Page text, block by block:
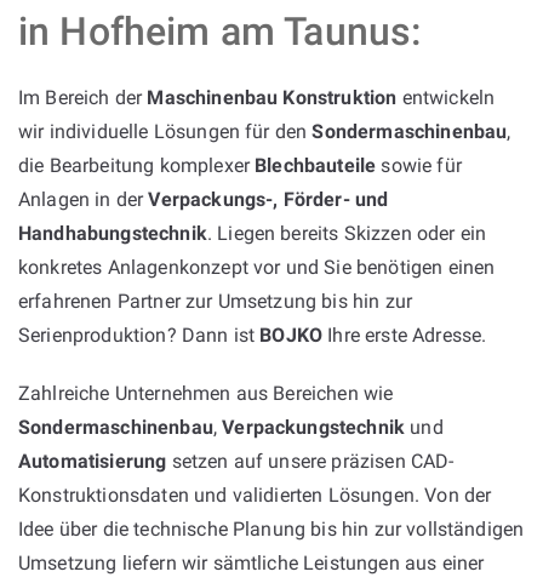
in Hofheim am Taunus:
Im Bereich der Maschinenbau Konstruktion entwickeln
wir individuelle Lösungen für denSondermaschinenbau,
die Bearbeitung komplexer Blechbauteile sowie für
Anlagen in derVerpackungs-, Förder- und
Handhabungstechnik. Liegen bereits Skizzen oder ein
konkretes Anlagenkonzept vor und Sie benötigen einen
erfahrenen Partner zur Umsetzung bis hin zur
Serienproduktion? Dann ist BOJKO Ihre erste Adresse.
Zahlreiche Unternehmen aus Bereichen wie
Sondermaschinenbau,Verpackungstechnik und
Automatisierung setzen auf unsere präzisen CAD-
Konstruktionsdaten und validierten Lösungen. Von der
Idee über die technische Planung bis hin zur vollständigen
Umsetzung liefern wir sämtliche Leistungen aus einer